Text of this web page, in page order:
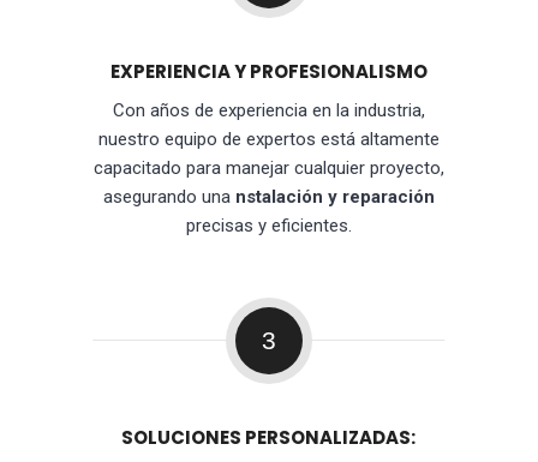
EXPERIENCIA Y PROFESIONALISMO
Con años de experiencia en la industria,
nuestro equipo de expertos está altamente
capacitado para manejar cualquier proyecto,
asegurando una nstalación y reparación
precisas y eficientes.
3
SOLUCIONES PERSONALIZADAS: